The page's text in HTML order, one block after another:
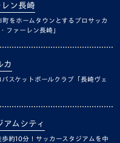
ン長崎
町をホームタウンとするプロサッカ
ファーレン長崎」
カ
スケットボールクラブ「長崎ヴェ
アムシティ
約10分！サッカースタジアムを中